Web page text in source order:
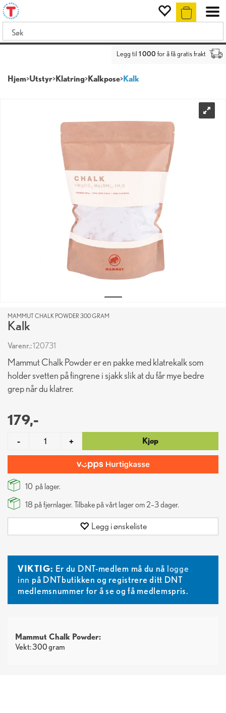
Legg til 1 000 for å få gratis frakt
Hjem>Utstyr>Klatring>Kalkpose>Kalk
MAMMUT CHALK POWDER 300 GRAM
Kalk
Varenr.:120731
Mammut Chalk Powder er en pakke med klatrekalk som
holder svetten på fingrene i sjakk slik at du får mye bedre
grep når du klatrer.
179,-
- + Kjøp
10 på lager.
18 på fjernlager. Tilbake på vårt lager om 2–3 dager.
Legg i ønskeliste
VIKTIG: Er du DNT-medlem må du nå logge
inn på DNTbutikken og registrere ditt DNT
medlemsnummer for å se og få medlemspris.
Mammut Chalk Powder:
Vekt: 300 gram